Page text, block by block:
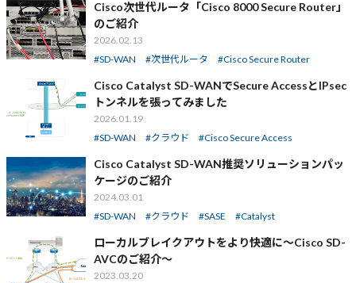
Cisco次世代ルータ「Cisco 8000 Secure Router」
のご紹介
2026.02.13
SD-WAN
次世代ルータ Cisco Secure Router
Cisco Catalyst SD-WANでSecure AccessとIPsec
トンネルを張ってみました
2026.01.19
SD-WAN
クラウド Cisco Secure Access
Cisco Catalyst SD-WAN推奨ソリューションパッ
ケージのご紹介
2024.03.01
SD-WAN
クラウド SASE Catalyst
ローカルブレイクアウトをより快適に～Cisco SD-
AVCのご紹介～
2023.03.20